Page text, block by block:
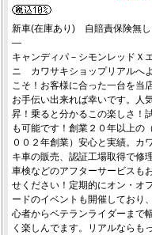
新車(在庫あり) 自賠責保険無し
―
キャンディパ－シモンレッドＸ
ニ カワサキショップリアルへ
こそ！お客様に合った一台を当
お手伝い出来れば幸いです。人
昇！乗ると分かるこの楽しさ！
も可能です！創業２０年以上の
００２年創業）安心と実績。カ
キ車の販売、認証工場取得で修
車検などのアフターサービスも
せください！定期的にオン・オ
ードのイベントも開催しており
心者からベテランライダーまで
く楽しんでます。リアルならも